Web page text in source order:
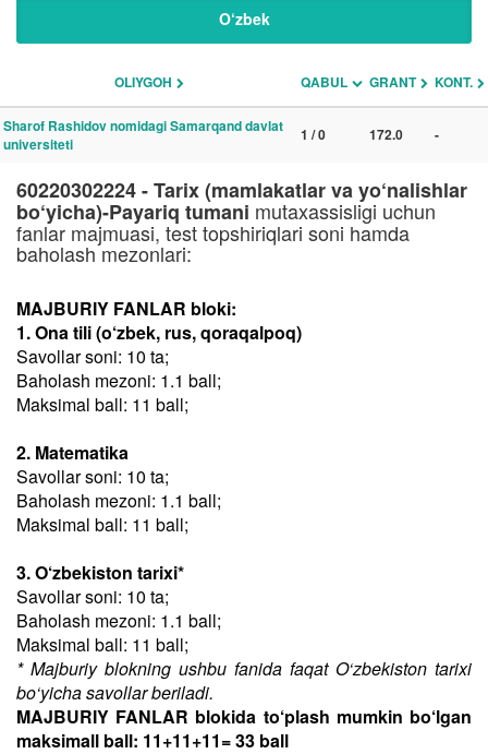
O‘zbek
OLIYGOH QABUL GRANT KONT.
Sharof Rashidov nomidagi Samarqand davlat
universiteti
1 / 0 172.0 -
60220302224 - Tarix (mamlakatlar va yo‘nalishlar
bo‘yicha)-Payariq tumani mutaxassisligi uchun
fanlar majmuasi, test topshiriqlari soni hamda
baholash mezonlari:
MAJBURIY FANLAR bloki:
1. Ona tili (o‘zbek, rus, qoraqalpoq)
Savollar soni: 10 ta;
Baholash mezoni: 1.1 ball;
Maksimal ball: 11 ball;
2. Matematika
Savollar soni: 10 ta;
Baholash mezoni: 1.1 ball;
Maksimal ball: 11 ball;
3. O‘zbekiston tarixi*
Savollar soni: 10 ta;
Baholash mezoni: 1.1 ball;
Maksimal ball: 11 ball;
* Majburiy blokning ushbu fanida faqat O‘zbekiston tarixi
bo‘yicha savollar beriladi.
MAJBURIY FANLAR blokida to‘plash mumkin bo‘lgan
maksimall ball: 11+11+11= 33 ball